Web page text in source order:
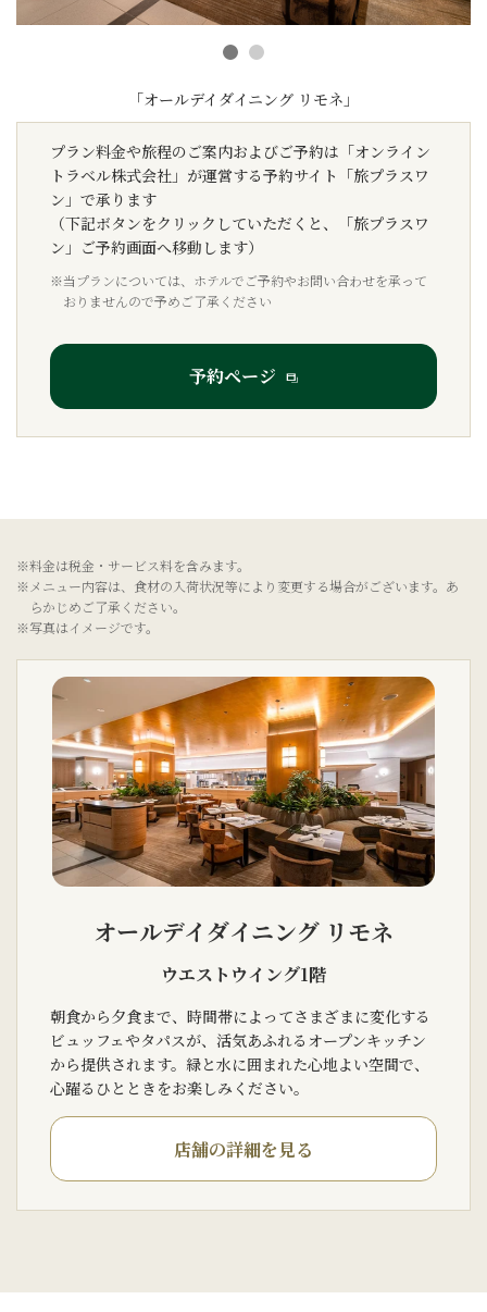
「オールデイダイニング リモネ」
プラン料金や旅程のご案内およびご予約は「オンライン
トラベル株式会社」が運営する予約サイト「旅プラスワ
ン」で承ります
（下記ボタンをクリックしていただくと、「旅プラスワ
ン」ご予約画面へ移動します）
※当プランについては、ホテルでご予約やお問い合わせを承って
おりませんので予めご了承ください
予約ページ
※料金は税金・サービス料を含みます。
※メニュー内容は、食材の入荷状況等により変更する場合がございます。あ
らかじめご了承ください。
※写真はイメージです。
オールデイダイニング リモネ
ウエストウイング1階
朝食から夕食まで、時間帯によってさまざまに変化する
ビュッフェやタパスが、活気あふれるオープンキッチン
から提供されます。緑と水に囲まれた心地よい空間で、
心躍るひとときをお楽しみください。
店舗の詳細を見る